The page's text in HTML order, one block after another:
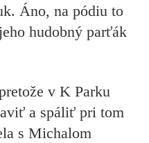
Áno, na pódiu to
hudobný parťák
v K Parku
a spáliť pri tom
s Michalom